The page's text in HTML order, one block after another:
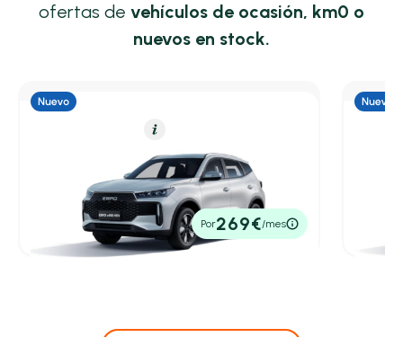
ofertas de vehículos de ocasión, km0 o
nuevos en stock.
1.5 DHE HEV Premium CVT
5,30 l/100 Km211cvAutomático
22.300€
P.V.P. contado
Por269€/mes